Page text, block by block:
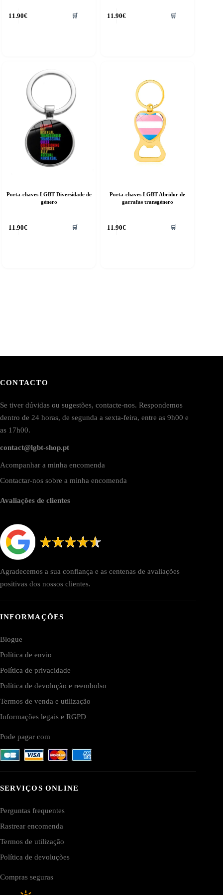
11.90€ 🛒 11.90€ 🛒
Porta-chaves LGBT Diversidade de
género
11.90€ 🛒
Porta-chaves LGBT Abridor de
garrafas transgénero
11.90€ 🛒
CONTACTO
Se tiver dúvidas ou sugestões, contacte-nos. Respondemos
dentro de 24 horas, de segunda a sexta-feira, entre as 9h00 e
as 17h00.
contact@lgbt-shop.pt
Acompanhar a minha encomenda
Contactar-nos sobre a minha encomenda
Avaliações de clientes
Agradecemos a sua confiança e as centenas de avaliações
positivas dos nossos clientes.
INFORMAÇÕES
Blogue
Política de envio
Política de privacidade
Política de devolução e reembolso
Termos de venda e utilização
Informações legais e RGPD
Pode pagar com
SERVIÇOS ONLINE
Perguntas frequentes
Rastrear encomenda
Termos de utilização
Política de devoluções
Compras seguras